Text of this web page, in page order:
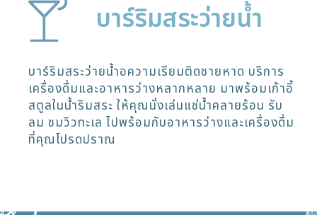
บาร์ริมสระว่ายน้ำ
บาร์ริมสระว่ายน้ำอความเรียมติดชายหาด บริการ
เครื่องดื่มและอาหารว่างหลากหลาย มาพร้อมเก้าอี้
สตูลในน้ำริมสระ ให้คุณนั่งเล่นแช่น้ำคลายร้อน รับ
ลม ชมวิวทะเล ไปพร้อมกับอาหารว่างและเครื่องดื่ม
ที่คุณโปรดปราณ